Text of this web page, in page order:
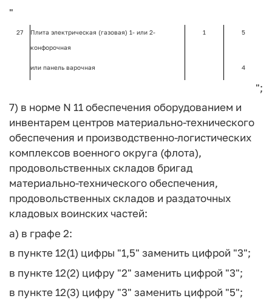
"
27 Плита электрическая (газовая) 1- или 2-
конфорочная
1 5
или панель варочная 4
";
7) в норме N 11 обеспечения оборудованием и
инвентарем центров материально-технического
обеспечения и производственно-логистических
комплексов военного округа (флота),
продовольственных складов бригад
материально-технического обеспечения,
продовольственных складов и раздаточных
кладовых воинских частей:
а) в графе 2:
в пункте 12(1) цифры "1,5" заменить цифрой "3";
в пункте 12(2) цифру "2" заменить цифрой "3";
в пункте 12(3) цифру "3" заменить цифрой "5";